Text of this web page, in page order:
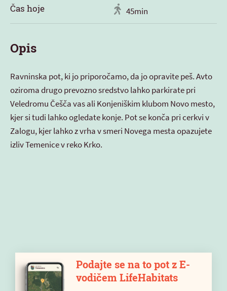
Čas hoje 45min
Opis
Ravninska pot, ki jo priporočamo, da jo opravite peš. Avto
oziroma drugo prevozno sredstvo lahko parkirate pri
Veledromu Češča vas ali Konjeniškim klubom Novo mesto,
kjer si tudi lahko ogledate konje. Pot se konča pri cerkvi v
Zalogu, kjer lahko z vrha v smeri Novega mesta opazujete
izliv Temenice v reko Krko.
Podajte se na to pot z E-
vodičem LifeHabitats